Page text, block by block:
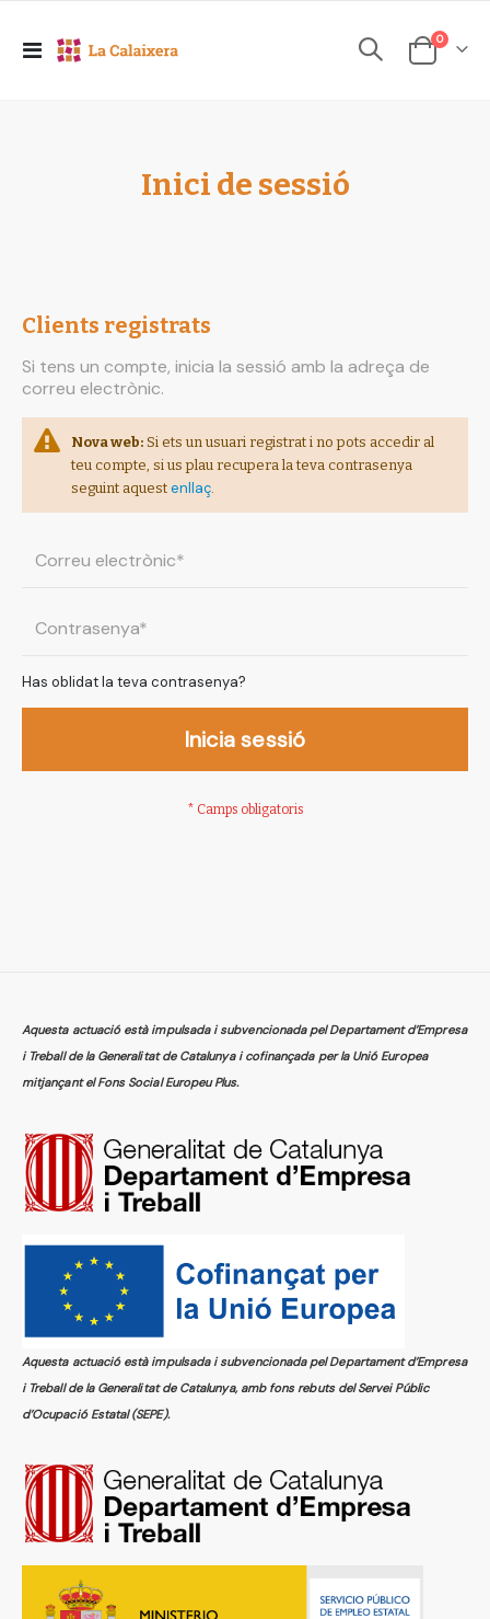
Toggle
Cesta
0elements
Inici de sessió
Clients registrats
Si tens un compte, inicia la sessió amb la adreça de
correu electrònic.
Nova web: Si ets un usuari registrat i no pots accedir al
teu compte, si us plau recupera la teva contrasenya
seguint aquest enllaç.
Has oblidat la teva contrasenya?
Inicia sessió
Aquesta actuació està impulsada i subvencionada pel Departament d’Empresa
i Treball de la Generalitat de Catalunya i cofinançada per la Unió Europea
mitjançant el Fons Social Europeu Plus.
Aquesta actuació està impulsada i subvencionada pel Departament d’Empresa
i Treball de la Generalitat de Catalunya, amb fons rebuts del Servei Públic
d’Ocupació Estatal (SEPE).